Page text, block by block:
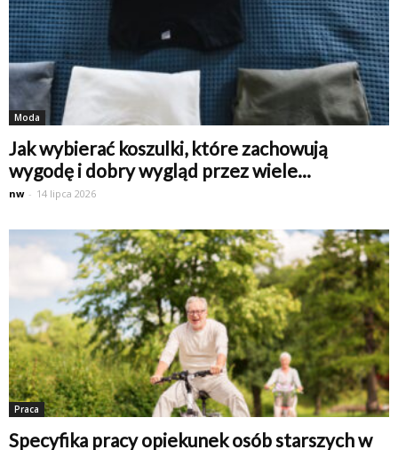
Moda
Jak wybierać koszulki, które zachowują
wygodę i dobry wygląd przez wiele...
nw - 14 lipca 2026
Praca
Specyfika pracy opiekunek osób starszych w